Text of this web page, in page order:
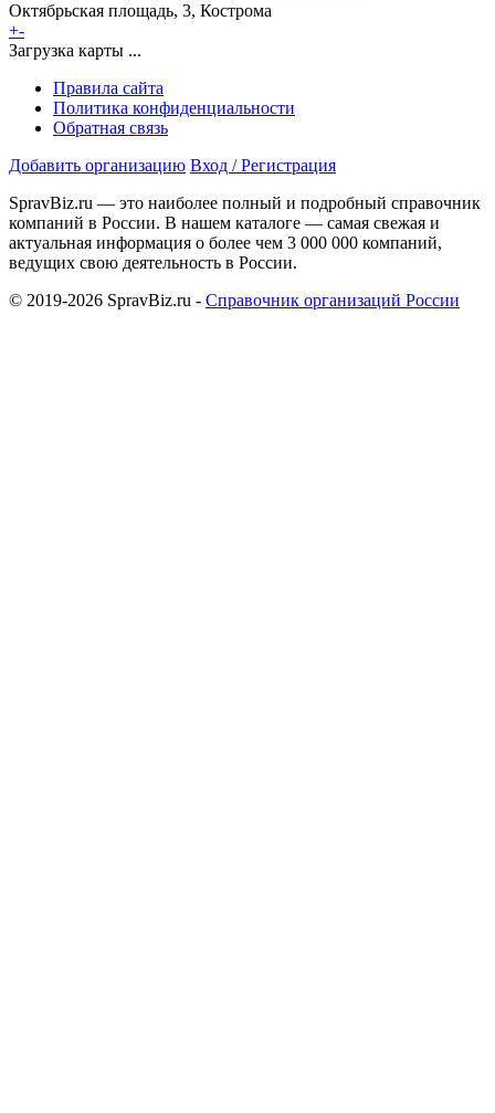
Октябрьская площадь, 3, Кострома
+-
Загрузка карты ...
Правила сайта
Политика конфиденциальности
Обратная связь
Добавить организацию Вход / Регистрация
SpravBiz.ru — это наиболее полный и подробный справочник
компаний в России. В нашем каталоге — самая свежая и
актуальная информация о более чем 3 000 000 компаний,
ведущих свою деятельность в России.
© 2019-2026 SpravBiz.ru - Справочник организаций России